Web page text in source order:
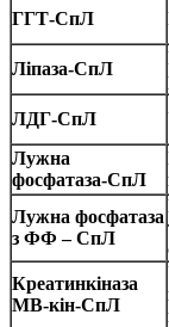
ГГТ-СпЛ
Ліпаза-СпЛ
ЛДГ-СпЛ
Лужна
фосфатаза-СпЛ
Лужна фосфатаза
з ФФ – СпЛ
Креатинкіназа
МВ-кін-СпЛ